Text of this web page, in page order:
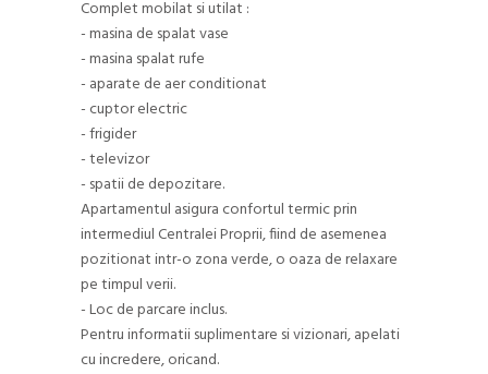
Complet mobilat si utilat :
- masina de spalat vase
- masina spalat rufe
- aparate de aer conditionat
- cuptor electric
- frigider
- televizor
- spatii de depozitare.
Apartamentul asigura confortul termic prin
intermediul Centralei Proprii, fiind de asemenea
pozitionat intr-o zona verde, o oaza de relaxare
pe timpul verii.
- Loc de parcare inclus.
Pentru informatii suplimentare si vizionari, apelati
cu incredere, oricand.